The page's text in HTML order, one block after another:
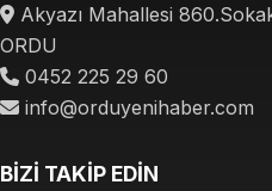
Akyazı Mahallesi
ORDU
0452 225 29 60
info@orduyenihaber.com
BİZİ TAKİP EDİN